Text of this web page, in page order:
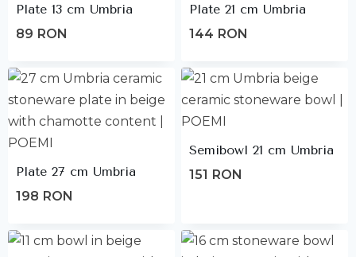
Plate 13 cm Umbria
89 RON
Plate 21 cm Umbria
144 RON
Plate 27 cm Umbria
198 RON
Semibowl 21 cm Umbria
151 RON